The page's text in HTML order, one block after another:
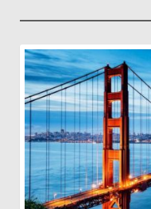
5
星
嘅
長
榮
航
空
呀